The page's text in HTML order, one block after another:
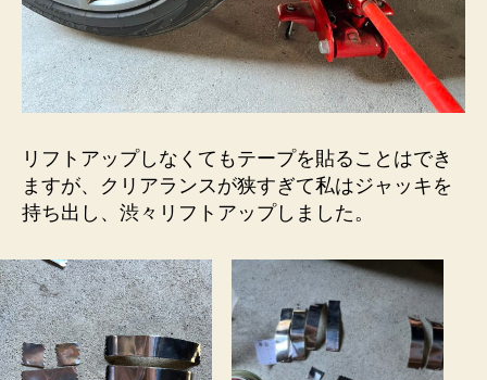
ー
ニ
ン
グ
へ
リフトアップしなくてもテープを貼ることはでき
ますが、クリアランスが狭すぎて私はジャッキを
持ち出し、渋々リフトアップしました。